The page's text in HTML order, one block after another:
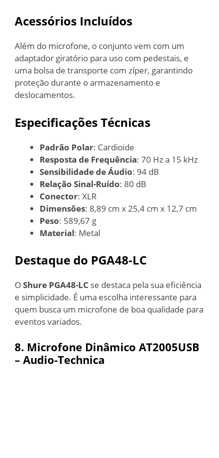
Acessórios Incluídos
Além do microfone, o conjunto vem com um
adaptador giratório para uso com pedestais, e
uma bolsa de transporte com zíper, garantindo
proteção durante o armazenamento e
deslocamentos.
Especificações Técnicas
Padrão Polar: Cardioide
Resposta de Frequência: 70 Hz a 15 kHz
Sensibilidade de Áudio: 94 dB
Relação Sinal-Ruído: 80 dB
Conector: XLR
Dimensões: 8,89 cm x 25,4 cm x 12,7 cm
Peso: 589,67 g
Material: Metal
Destaque do PGA48-LC
OShure PGA48-LC se destaca pela sua eficiência
e simplicidade. É uma escolha interessante para
quem busca um microfone de boa qualidade para
eventos variados.
8. Microfone Dinâmico AT2005USB
– Audio-Technica